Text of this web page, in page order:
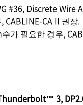
#36, Discrete Wire
CABLINE-CA II 권장.
가 필요한 경우,
3,